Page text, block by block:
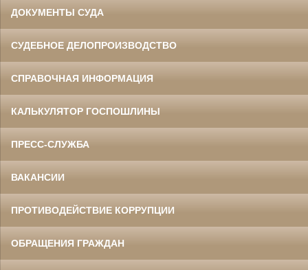
ДОКУМЕНТЫ СУДА
СУДЕБНОЕ ДЕЛОПРОИЗВОДСТВО
СПРАВОЧНАЯ ИНФОРМАЦИЯ
КАЛЬКУЛЯТОР ГОСПОШЛИНЫ
ПРЕСС-СЛУЖБА
ВАКАНСИИ
ПРОТИВОДЕЙСТВИЕ КОРРУПЦИИ
ОБРАЩЕНИЯ ГРАЖДАН